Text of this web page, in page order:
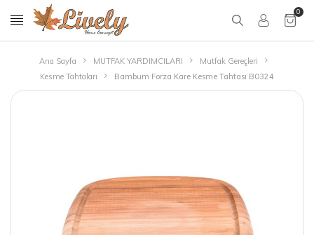
0
Ana Sayfa MUTFAK YARDIMCILARI
Mutfak Gereçleri
Kesme Tahtaları
Bambum Forza Kare Kesme Tahtası B0324